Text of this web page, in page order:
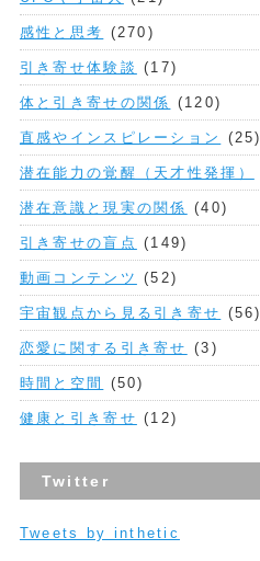
感性と思考 (270)
引き寄せ体験談 (17)
体と引き寄せの関係 (120)
直感やインスピレーション (25)
潜在能力の覚醒（天才性発揮）
潜在意識と現実の関係 (40)
引き寄せの盲点 (149)
動画コンテンツ (52)
宇宙観点から見る引き寄せ (56)
恋愛に関する引き寄せ (3)
時間と空間 (50)
健康と引き寄せ (12)
Twitter
Tweets by inthetic